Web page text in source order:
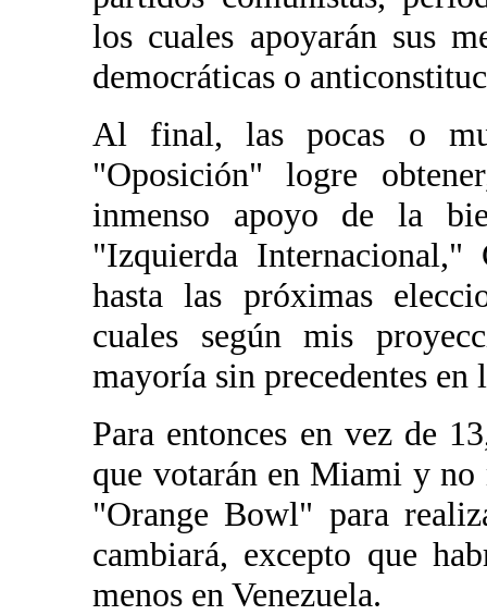
los cuales apoyarán sus
democráticas o
Al final, las pocas o
"Oposición" logre
inmenso apoyo de la
"Izquierda Internacional,"
hasta las próximas
cuales según mis
mayoría sin precedentes en
Para entonces en vez de
que votarán en Miami y no
"Orange Bowl" para
cambiará, excepto que
menos en Venezuela.